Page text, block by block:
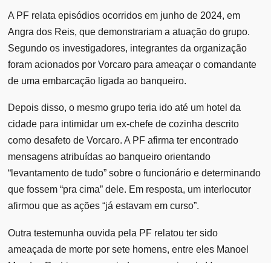
A PF relata episódios ocorridos em junho de 2024, em
Angra dos Reis, que demonstrariam a atuação do grupo.
Segundo os investigadores, integrantes da organização
foram acionados por Vorcaro para ameaçar o comandante
de uma embarcação ligada ao banqueiro.
Depois disso, o mesmo grupo teria ido até um hotel da
cidade para intimidar um ex-chefe de cozinha descrito
como desafeto de Vorcaro. A PF afirma ter encontrado
mensagens atribuídas ao banqueiro orientando
“levantamento de tudo” sobre o funcionário e determinando
que fossem “pra cima” dele. Em resposta, um interlocutor
afirmou que as ações “já estavam em curso”.
Outra testemunha ouvida pela PF relatou ter sido
ameaçada de morte por sete homens, entre eles Manoel